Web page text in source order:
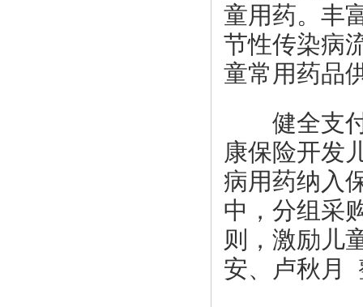
童用药。丰
节性传染病
童常用药品
健全支付
康保险开发
病用药纳入
中，分组采
则，激励儿
安、卢秋月